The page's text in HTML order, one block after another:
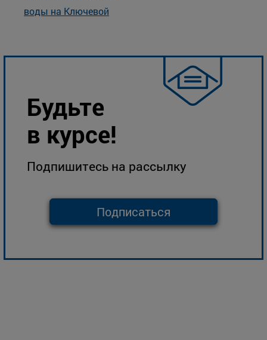
Будьте
в курсе!
Подпишитесь на рассылку
Подписаться
воды на Ключевой